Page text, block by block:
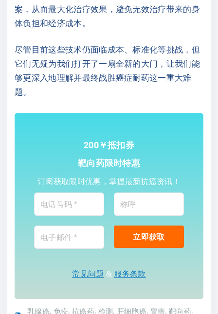
案，从而最大化治疗效果，避免无效治疗带来的身
体负担和经济成本。
尽管目前这些技术仍面临成本、标准化等挑战，但
它们无疑为我们打开了一扇全新的大门，让我们能
够更深入地理解并最终战胜癌症耐药这一重大难
题。
200￥抵扣券
靶向药限时特惠
订阅获取限时优惠，掌握最新抗癌资讯！
常见问题 & 服务条款
乳腺癌 免疫 抗癌药 检测 肝细胞癌 胃癌 靶向药